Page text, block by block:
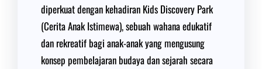
diperkuat dengan kehadiran Kids Discovery Park
(Cerita Anak Istimewa), sebuah wahana edukatif
dan rekreatif bagi anak-anak yang mengusung
konsep pembelajaran budaya dan sejarah secara